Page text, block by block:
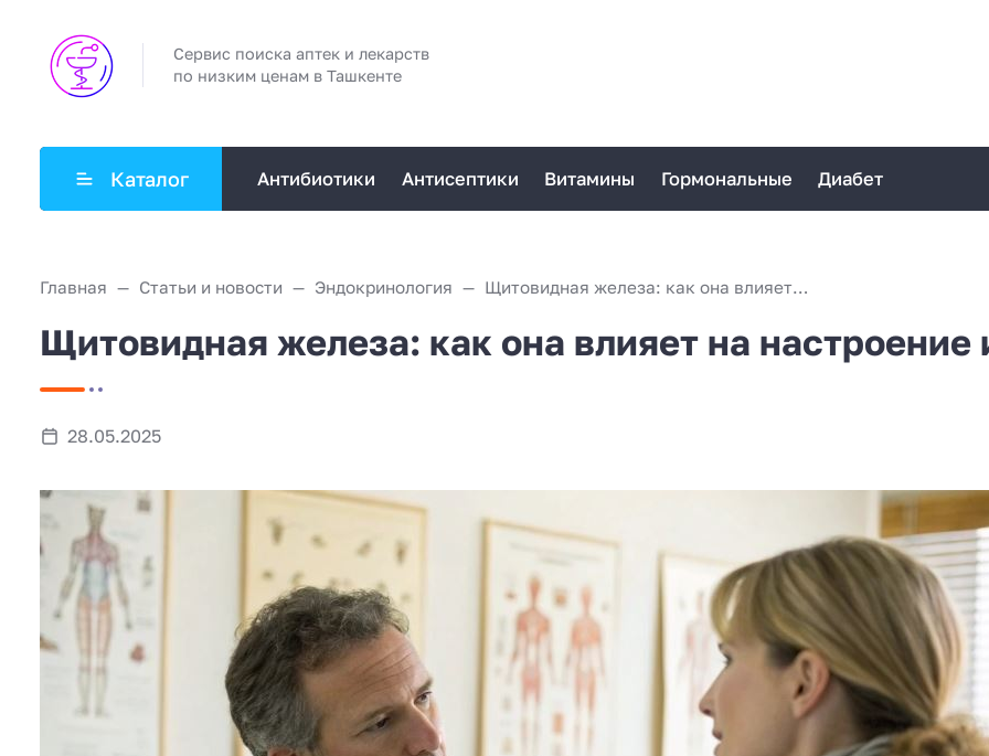
Сервис поиска аптек и лекарств
по низким ценам в Ташкенте
Каталог Антибиотики Антисептики Витамины Гормональные Диабет
Главная Статьи и новости Эндокринология Щитовидная железа: как она влияет на настроение и вес
Щитовидная железа: как она влияет на настроение
28.05.2025